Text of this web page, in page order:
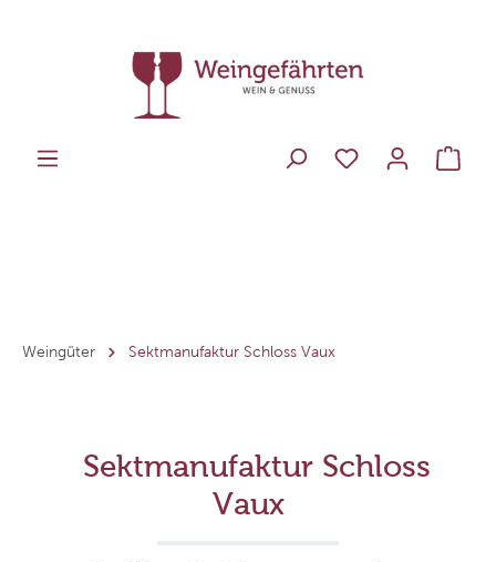
Weingüter Sektmanufaktur Schloss Vaux
Sektmanufaktur Schloss
Vaux